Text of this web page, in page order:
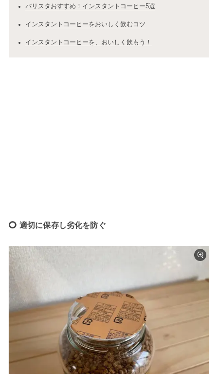
バリスタおすすめ！インスタントコーヒー5選
インスタントコーヒーをおいしく飲むコツ
インスタントコーヒーを、おいしく飲もう！
適切に保存し劣化を防ぐ